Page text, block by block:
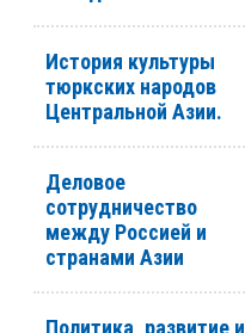
История культуры
тюркских народов
Центральной Азии.
Деловое
сотрудничество
между Россией и
странами Азии
Политика, развитие и